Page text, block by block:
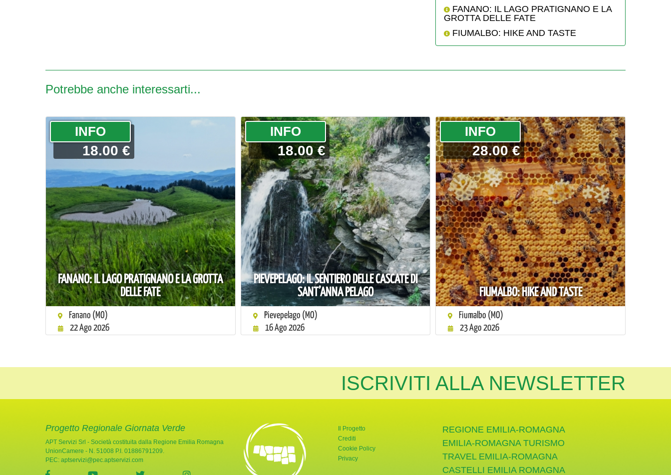
FANANO: IL LAGO PRATIGNANO E LA
GROTTA DELLE FATE
FIUMALBO: HIKE AND TASTE
Potrebbe anche interessarti...
FANANO: IL LAGO PRATIGNANO E LA GROTTA
DELLE FATE
­INFO
18.00 €
Fanano (MO)
22 Ago 2026
PIEVEPELAGO: IL SENTIERO DELLE CASCATE DI
SANT’ANNA PELAGO
­INFO
18.00 €
Pievepelago (MO)
16 Ago 2026
FIUMALBO: HIKE AND TASTE
­INFO
28.00 €
Fiumalbo (MO)
23 Ago 2026
ISCRIVITI ALLA NEWSLETTER
Progetto Regionale Giornata Verde
APT Servizi Srl - Società costituita dalla Regione Emilia Romagna
UnionCamere - N. 51008 P.I. 01886791209.
PEC: aptservizi@pec.aptservizi.com
Il Progetto
Crediti
Cookie Policy
Privacy
REGIONE EMILIA-ROMAGNA
EMILIA-ROMAGNA TURISMO
TRAVEL EMILIA-ROMAGNA
CASTELLI EMILIA ROMAGNA